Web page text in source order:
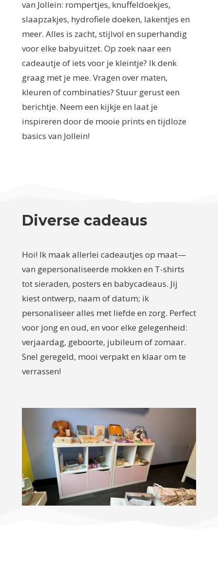
van Jollein: rompertjes, knuffeldoekjes,
slaapzakjes, hydrofiele doeken, lakentjes en
meer. Alles is zacht, stijlvol en superhandig
voor elke babyuitzet. Op zoek naar een
cadeautje of iets voor je kleintje? Ik denk
graag met je mee. Vragen over maten,
kleuren of combinaties? Stuur gerust een
berichtje. Neem een kijkje en laat je
inspireren door de mooie prints en tijdloze
basics van Jollein!
Diverse cadeaus
Hoi! Ik maak allerlei cadeautjes op maat—
van gepersonaliseerde mokken en T-shirts
tot sieraden, posters en babycadeaus. Jij
kiest ontwerp, naam of datum; ik
personaliseer alles met liefde en zorg. Perfect
voor jong en oud, en voor elke gelegenheid:
verjaardag, geboorte, jubileum of zomaar.
Snel geregeld, mooi verpakt en klaar om te
verrassen!